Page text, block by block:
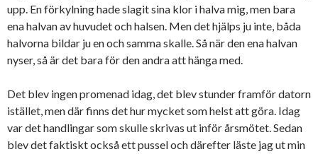
upp. En förkylning hade slagit sina klor i halva mig, men bara
ena halvan av huvudet och halsen. Men det hjälps ju inte, båda
halvorna bildar ju en och samma skalle. Så när den ena halvan
nyser, så är det bara för den andra att hänga med.
Det blev ingen promenad idag, det blev stunder framför datorn
istället, men där finns det hur mycket som helst att göra. Idag
var det handlingar som skulle skrivas ut inför årsmötet. Sedan
blev det faktiskt också ett pussel och därefter läste jag ut min